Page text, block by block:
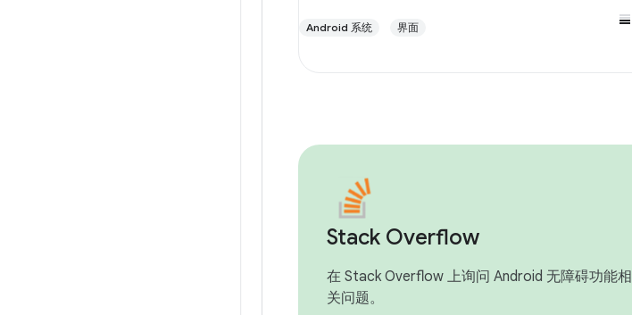
Android 系统 界面
Stack Overflow
在 Stack Overflow 上询问 Android 无障碍功能相
关问题。